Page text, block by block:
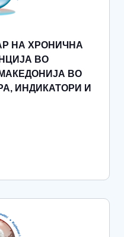
НА ХРОНИЧНА
ВО
ВО
ИНДИКАТОРИ И